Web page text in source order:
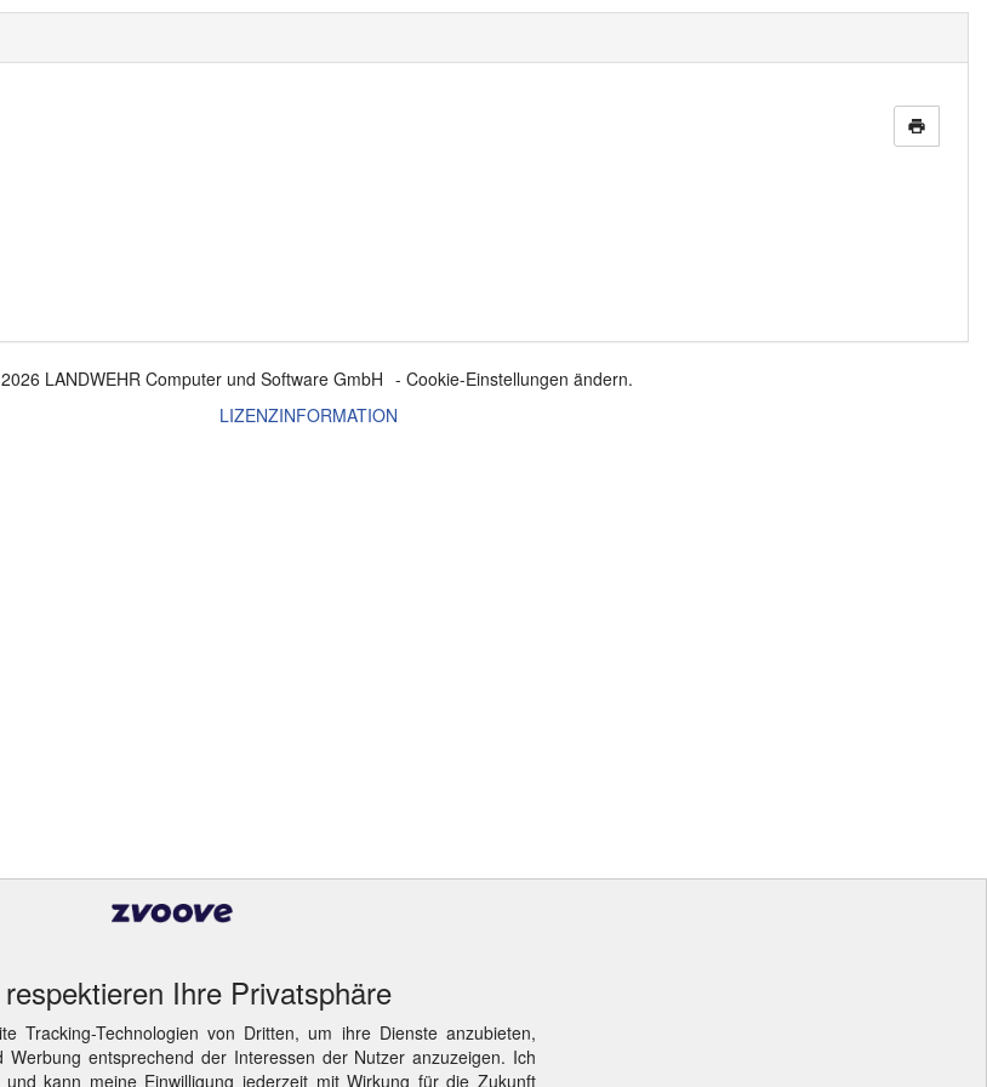
print
LANDWEHR Computer und Software GmbH - Cookie-Einstellungen ändern.
LIZENZINFORMATION
Ihre Privatsphäre
Tracking-Technologien von Dritten, um ihre Dienste anzubieten,
Werbung entsprechend der Interessen der Nutzer anzuzeigen. Ich
kann meine Einwilligung jederzeit mit Wirkung für die Zukunft